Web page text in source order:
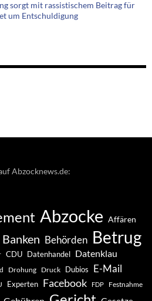
sorgt mit rassistischem Beitrag für
um Entschuldigung
Abzocknews.de:
Abzocke Affären
Banken Behörden Betrug
CDU Datenhandel Datenklau
Drohung Druck Dubios E-Mail
Experten Facebook FDP Festnahme